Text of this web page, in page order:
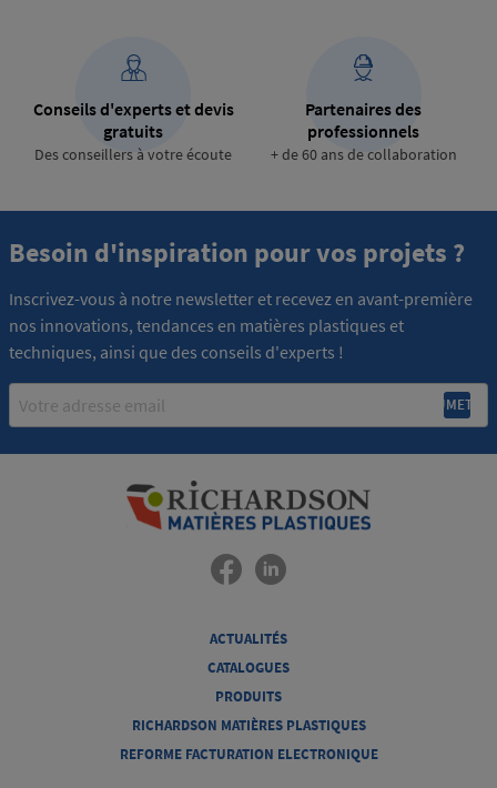
Conseils d'experts et devis
gratuits
Des conseillers à votre écoute
Partenaires des
professionnels
+ de 60 ans de collaboration
Besoin d'inspiration pour vos projets ?
Inscrivez-vous à notre newsletter et recevez en avant-première
nos innovations, tendances en matières plastiques et
techniques, ainsi que des conseils d'experts !
Email
ACTUALITÉS
CATALOGUES
PRODUITS
RICHARDSON MATIÈRES PLASTIQUES
REFORME FACTURATION ELECTRONIQUE